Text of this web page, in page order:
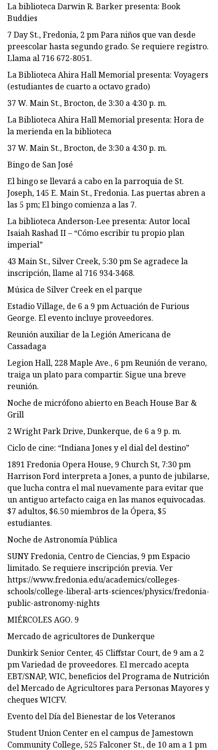
La biblioteca Darwin R. Barker presenta: Book
Buddies
7 Day St., Fredonia, 2 pm Para niños que van desde
preescolar hasta segundo grado. Se requiere registro.
Llama al 716 672-8051.
La Biblioteca Ahira Hall Memorial presenta: Voyagers
(estudiantes de cuarto a octavo grado)
37 W. Main St., Brocton, de 3:30 a 4:30 p. m.
La Biblioteca Ahira Hall Memorial presenta: Hora de
la merienda en la biblioteca
37 W. Main St., Brocton, de 3:30 a 4:30 p. m.
Bingo de San José
El bingo se llevará a cabo en la parroquia de St.
Joseph, 145 E. Main St., Fredonia. Las puertas abren a
las 5 pm; El bingo comienza a las 7.
La biblioteca Anderson-Lee presenta: Autor local
Isaiah Rashad II – “Cómo escribir tu propio plan
imperial”
43 Main St., Silver Creek, 5:30 pm Se agradece la
inscripción, llame al 716 934-3468.
Música de Silver Creek en el parque
Estadio Village, de 6 a 9 pm Actuación de Furious
George. El evento incluye proveedores.
Reunión auxiliar de la Legión Americana de
Cassadaga
Legion Hall, 228 Maple Ave., 6 pm Reunión de verano,
traiga un plato para compartir. Sigue una breve
reunión.
Noche de micrófono abierto en Beach House Bar &
Grill
2 Wright Park Drive, Dunkerque, de 6 a 9 p. m.
Ciclo de cine: “Indiana Jones y el dial del destino”
1891 Fredonia Opera House, 9 Church St, 7:30 pm
Harrison Ford interpreta a Jones, a punto de jubilarse,
que lucha contra el mal nuevamente para evitar que
un antiguo artefacto caiga en las manos equivocadas.
$7 adultos, $6.50 miembros de la Ópera, $5
estudiantes.
Noche de Astronomía Pública
SUNY Fredonia, Centro de Ciencias, 9 pm Espacio
limitado. Se requiere inscripción previa. Ver
https://www.fredonia.edu/academics/colleges-
schools/college-liberal-arts-sciences/physics/fredonia-
public-astronomy-nights
MIÉRCOLES AGO. 9
Mercado de agricultores de Dunkerque
Dunkirk Senior Center, 45 Cliffstar Court, de 9 am a 2
pm Variedad de proveedores. El mercado acepta
EBT/SNAP, WIC, beneficios del Programa de Nutrición
del Mercado de Agricultores para Personas Mayores y
cheques WICFV.
Evento del Día del Bienestar de los Veteranos
Student Union Center en el campus de Jamestown
Community College, 525 Falconer St., de 10 am a 1 pm